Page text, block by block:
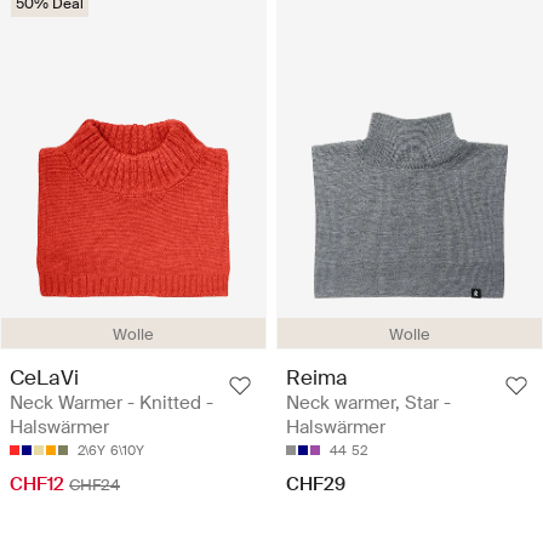
Wolle
CeLaVi
Neck Warmer - Knitted -
Halswärmer
2\6Y 6\10Y
CHF12 CHF24
Wolle
Reima
Neck warmer, Star -
Halswärmer
44 52
CHF29